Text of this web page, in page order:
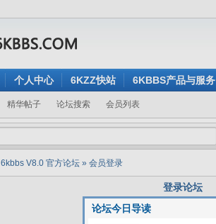
个人中心 6KZZ快站 6KBBS产品与服务
精华帖子 论坛搜索 会员列表
论坛今日导读
6kbbs V8.0 官方论坛 » 会员登录
登录论坛
用户名: